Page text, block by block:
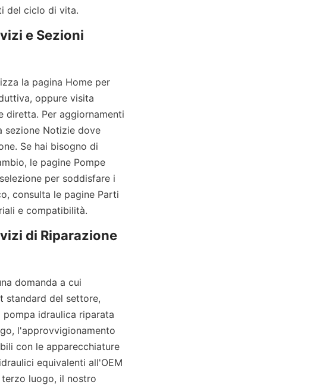
del ciclo di vita.
e Sezioni
la pagina Home per
oppure visita
Per aggiornamenti
sezione Notizie dove
Se hai bisogno di
le pagine Pompe
per soddisfare i
consulta le pagine Parti
e compatibilità.
di Riparazione
domanda a cui
standard del settore,
idraulica riparata
l'approvvigionamento
con le apparecchiature
equivalenti all'OEM
luogo, il nostro